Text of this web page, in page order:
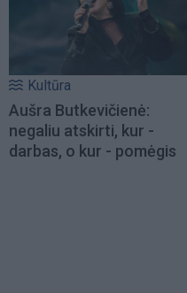
Kultūra
Aušra Butkevičienė:
negaliu atskirti, kur -
darbas, o kur - pomėgis